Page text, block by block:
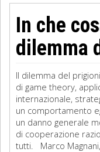
In che
dilemma
Il dilemma del
di game theory,
internazionale,
un comportamento
un danno generale
di cooperazione
tutti. Marco